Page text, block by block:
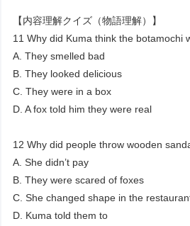
【内容理解クイズ（物語理解）】
11 Why did Kuma think the botamochi
A. They smelled bad
B. They looked delicious
C. They were in a box
D. A fox told him they were real
12 Why did people throw wooden
A. She didn’t pay
B. They were scared of foxes
C. She changed shape in the
D. Kuma told them to